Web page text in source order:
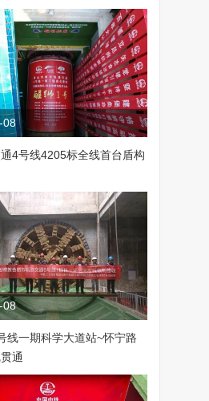
08
4号线4205标全线首台盾构
08
线一期科学大道站~怀宁路
通